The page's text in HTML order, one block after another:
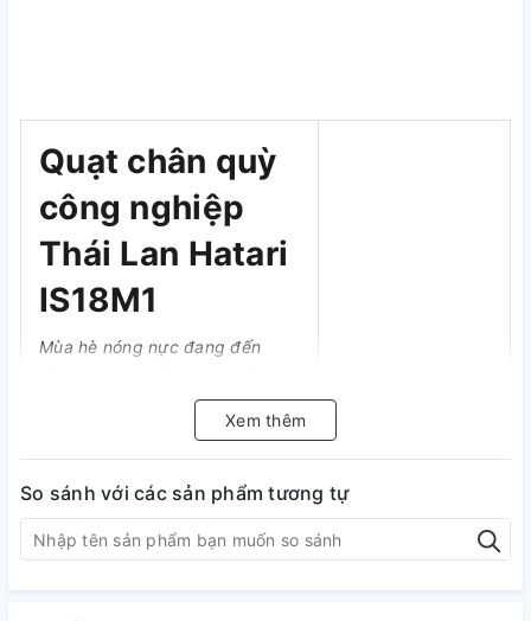
Quạt chân quỳ
công nghiệp
Thái Lan Hatari
IS18M1
Mùa hè nóng nực đang đến
chiếc quạt điện có công suất
lớn, độ bền cao, động cơ hoạt
động êm ái, không rung lắc
thì quạt chân quỳ công nghiệp
Thái Lan Hatari IS18M1 chính là
sự lựa chọn đúng đắn nhất
dành cho bạn.
Xem thêm
So sánh với các sản phẩm tương tự